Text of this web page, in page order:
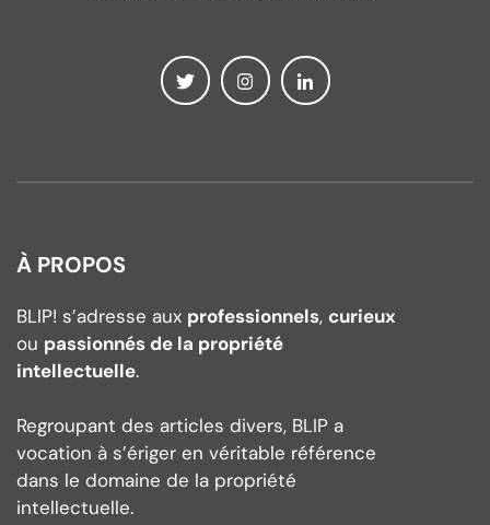
À PROPOS
BLIP! s’adresse aux professionnels, curieux
ou passionnés de la propriété
intellectuelle.
Regroupant des articles divers, BLIP a
vocation à s’ériger en véritable référence
dans le domaine de la propriété
intellectuelle.